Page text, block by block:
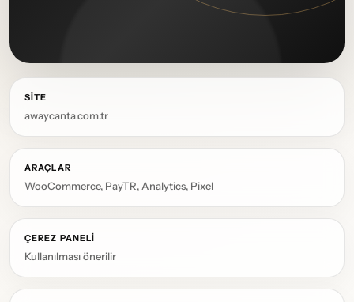
SITE
awaycanta.com.tr
ARAÇLAR
WooCommerce, PayTR, Analytics, Pixel
ÇEREZ PANELI
Kullanılması önerilir